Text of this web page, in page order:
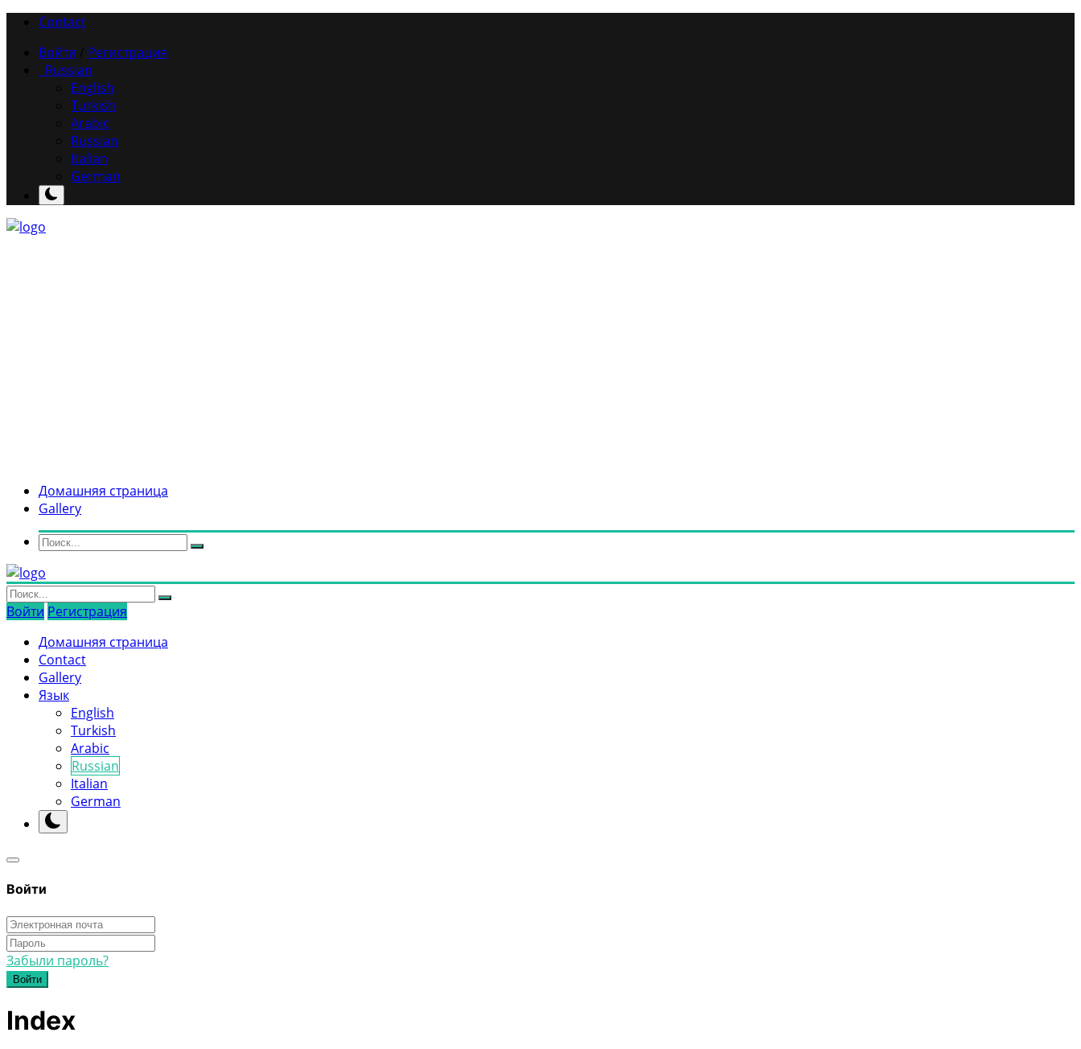
Contact
Войти
Регистрация
Russian
English
Turkish
Arabic
Russian
Italian
German
Домашняя страница
Gallery
Войти Регистрация
Домашняя страница
Contact
Gallery
Язык
English
Turkish
Arabic
Russian
Italian
German
Войти
Забыли пароль?
Войти
Index